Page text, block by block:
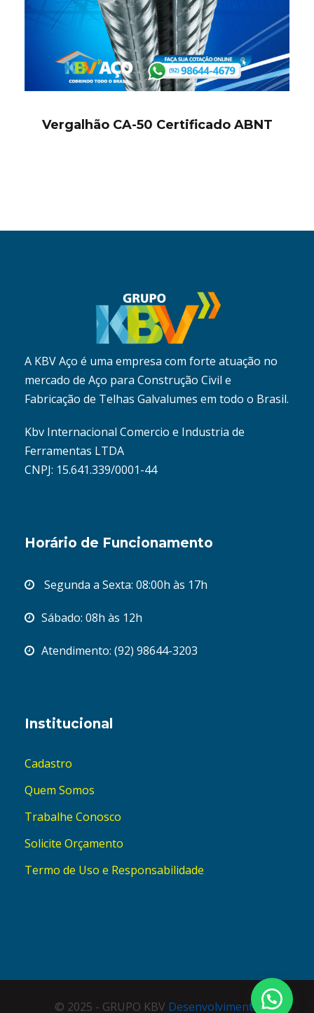
Vergalhão CA-50 Certificado ABNT
A KBV Aço é uma empresa com forte atuação no
mercado de Aço para Construção Civil e
Fabricação de Telhas Galvalumes em todo o Brasil.
Kbv Internacional Comercio e Industria de
Ferramentas LTDA
CNPJ: 15.641.339/0001-44
Horário de Funcionamento
Segunda a Sexta: 08:00h às 17h
Sábado: 08h às 12h
Atendimento: (92) 98644-3203
Institucional
Cadastro
Quem Somos
Trabalhe Conosco
Solicite Orçamento
Termo de Uso e Responsabilidade
© 2025 - GRUPO KBV Desenvolvimento